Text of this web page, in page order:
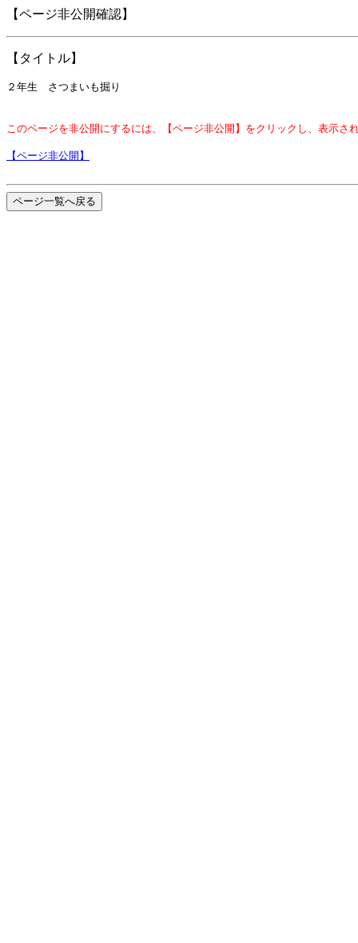
【ページ非公開確認】
【タイトル】
２年生 さつまいも掘り
このページを非公開にするには、【ページ非公開】をクリックし、表示さ
【ページ非公開】